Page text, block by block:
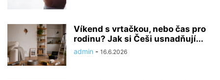
Víkend s vrtačkou, nebo čas pro
rodinu? Jak si Češi usnadňují...
admin - 16.6.2026